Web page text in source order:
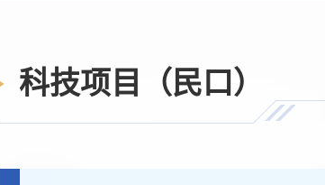
科技项目（民口）